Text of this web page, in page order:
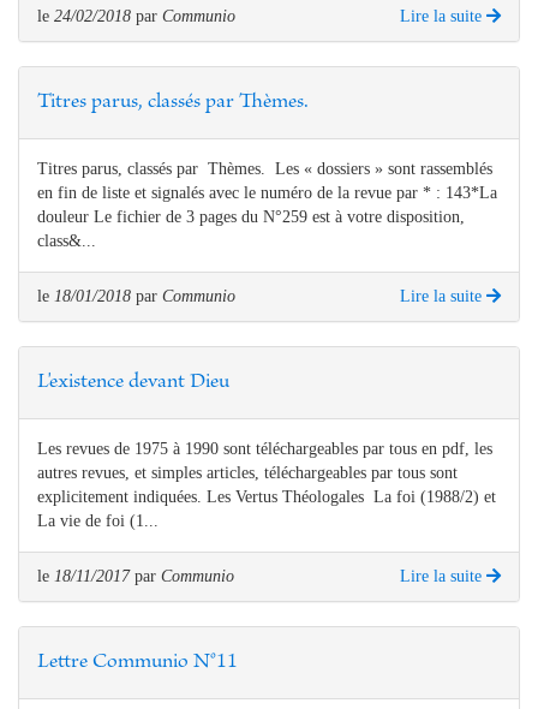
le 24/02/2018 par Communio Lire la suite
Titres parus, classés par Thèmes.
Titres parus, classés par Thèmes. Les « dossiers » sont rassemblés
en fin de liste et signalés avec le numéro de la revue par * : 143*La
douleur Le fichier de 3 pages du N°259 est à votre disposition,
class&...
le 18/01/2018 par Communio Lire la suite
L'existence devant Dieu
Les revues de 1975 à 1990 sont téléchargeables par tous en pdf, les
autres revues, et simples articles, téléchargeables par tous sont
explicitement indiquées. Les Vertus Théologales La foi (1988/2) et
La vie de foi (1...
le 18/11/2017 par Communio Lire la suite
Lettre Communio N°11